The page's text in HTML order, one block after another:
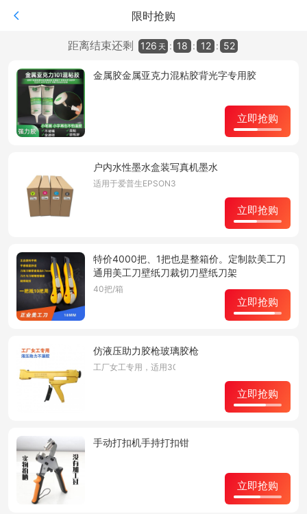
限时抢购
距离结束还剩 126 天 : 18 : 12 : 52
金属胶金属亚克力混粘胶背光字专用胶
立即抢购
户内水性墨水盒装写真机墨水
适用于爱普生EPSON3200/4720/5113/5代等喷头机器
立即抢购
特价4000把、1把也是整箱价。定制款美工刀
通用美工刀壁纸刀裁切刀壁纸刀架
40把/箱
立即抢购
仿液压助力胶枪玻璃胶枪
工厂女工专用，适用300ML。整箱20把价格更优惠
立即抢购
手动打扣机手持打扣钳
立即抢购